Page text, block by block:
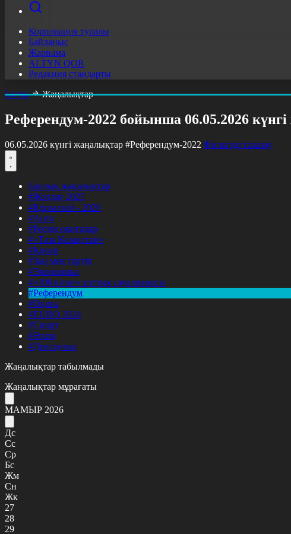
Корпорация туралы
Байланыс
Жарнама
ALTYN QOR
Редакция стандарты
Басты
Жаңалықтар
Референдум-2022 бойынша 06.05.2026
06.05.2026 күнгі жаңалықтар #Референдум-2022 Фильтрді тазалау
Барлық жаңалықтар
#Жолдау 2025
#Құрылтай - 2026
#Апта
#Ресми оқиғалар
#«Таза Қазақстан»
#Қоғам
#Заң мен тәртіп
#Экономика
#«100 кітап» ұлттық сауалнамасы
#Референдум
#Оқиға
#EURO 2024
#Спорт
#Әлем
#Денсаулық
Жаңалықтар табылмады
Жаңалықтар мұрағаты
МАМЫР 2026
Дс
Сс
Ср
Бс
Жм
Сн
Жк
27
28
29